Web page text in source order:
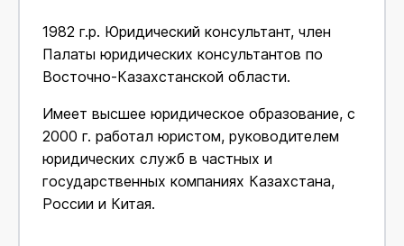
1982 г.р. Юридический консультант, член
Палаты юридических консультантов по
Восточно-Казахстанской области.
Имеет высшее юридическое образование, с
2000 г. работал юристом, руководителем
юридических служб в частных и
государственных компаниях Казахстана,
России и Китая.